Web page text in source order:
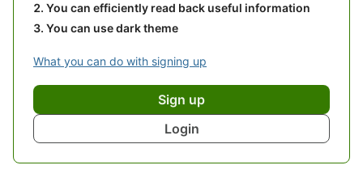
You can efficiently read back useful information
You can use dark theme
What you can do with signing up
Sign up
Login